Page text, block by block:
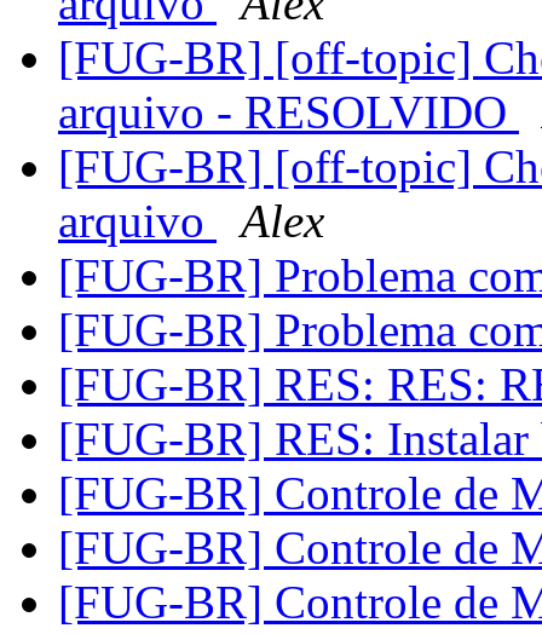
[FUG-BR] [off-topic]
arquivo - RESOLVIDO
[FUG-BR] [off-topic]
arquivo
Alex
[FUG-BR] Problema
[FUG-BR] Problema
[FUG-BR] RES: RES:
[FUG-BR] RES:
[FUG-BR] Controle de
[FUG-BR] Controle de
[FUG-BR] Controle de